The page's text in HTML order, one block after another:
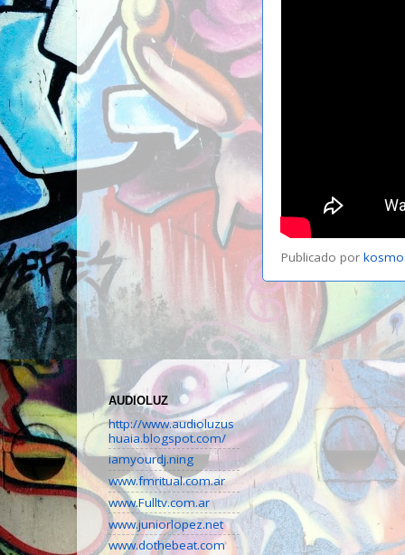
Publicado por
AUDIOLUZ
http://www.audioluzus
huaia.blogspot.com/
iamyourdj.ning
www.fmritual.com.ar
www.Fulltv.com.ar
www.juniorlopez.net
www.dothebeat.com